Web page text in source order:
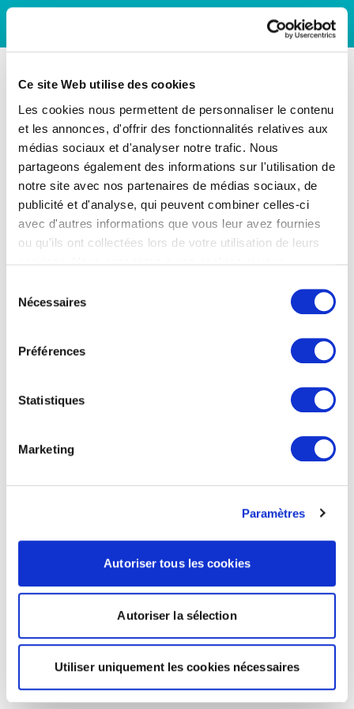
Ce site Web utilise des cookies
Les cookies nous permettent de personnaliser le contenu
et les annonces, d'offrir des fonctionnalités relatives aux
médias sociaux et d'analyser notre trafic. Nous
partageons également des informations sur l'utilisation de
notre site avec nos partenaires de médias sociaux, de
publicité et d'analyse, qui peuvent combiner celles-ci
avec d'autres informations que vous leur avez fournies
ou qu'ils ont collectées lors de votre utilisation de leurs
Nécessaires
Préférences
Statistiques
Marketing
Paramètres
Autoriser tous les cookies
Autoriser la sélection
Utiliser uniquement les cookies nécessaires